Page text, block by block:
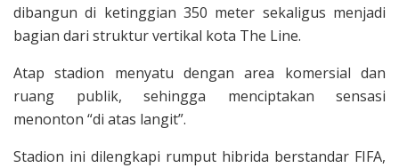
dibangun di ketinggian 350 meter sekaligus menjadi
bagian dari struktur vertikal kota The Line.
Atap stadion menyatu dengan area komersial dan
ruang publik, sehingga menciptakan sensasi
menonton “di atas langit”.
Stadion ini dilengkapi rumput hibrida berstandar FIFA,